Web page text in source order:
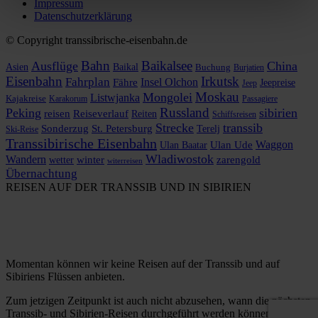
Impressum
Datenschutzerklärung
© Copyright transsibrische-eisenbahn.de
Asien Ausflüge Bahn Baikal Baikalsee Buchung Burjatien China
Eisenbahn Fahrplan Fähre Insel Olchon Irkutsk Jeep Jeepreise
Kajakreise Karakorum Listwjanka Mongolei Moskau Passagiere
Peking reisen Reiseverlauf Reiten Russland Schiffsreisen sibirien
Ski-Reise Sonderzug St. Petersburg Strecke Terelj transsib
Transsibirische Eisenbahn Ulan Baatar Ulan Ude Waggon
Wandern wetter winter witerreisen Wladiwostok zarengold
Übernachtung
REISEN AUF DER TRANSSIB UND IN SIBIRIEN
Momentan können wir keine Reisen auf der Transsib und auf
Sibiriens Flüssen anbieten.
Zum jetzigen Zeitpunkt ist auch nicht abzusehen, wann die nächsten
Transsib- und Sibirien-Reisen durchgeführt werden können.